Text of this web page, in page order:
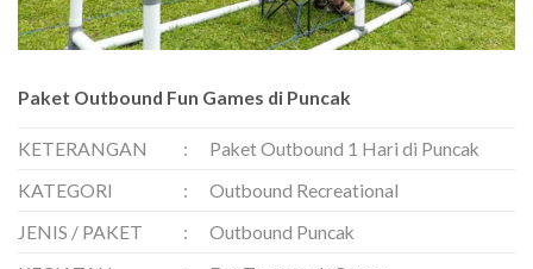
Paket Outbound Fun Games di Puncak
KETERANGAN :
Paket Outbound 1 Hari di Puncak
KATEGORI
:
Outbound Recreational
JENIS / PAKET
:
Outbound Puncak